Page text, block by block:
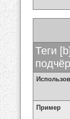
Теги
Пример